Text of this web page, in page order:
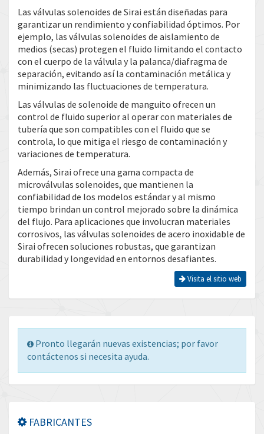
Las válvulas solenoides de Sirai están diseñadas para
garantizar un rendimiento y confiabilidad óptimos. Por
ejemplo, las válvulas solenoides de aislamiento de
medios (secas) protegen el fluido limitando el contacto
con el cuerpo de la válvula y la palanca/diafragma de
separación, evitando así la contaminación metálica y
minimizando las fluctuaciones de temperatura.
Las válvulas de solenoide de manguito ofrecen un
control de fluido superior al operar con materiales de
tubería que son compatibles con el fluido que se
controla, lo que mitiga el riesgo de contaminación y
variaciones de temperatura.
Además, Sirai ofrece una gama compacta de
microválvulas solenoides, que mantienen la
confiabilidad de los modelos estándar y al mismo
tiempo brindan un control mejorado sobre la dinámica
del flujo. Para aplicaciones que involucran materiales
corrosivos, las válvulas solenoides de acero inoxidable de
Sirai ofrecen soluciones robustas, que garantizan
durabilidad y longevidad en entornos desafiantes.
Visita el sitio web
Pronto llegarán nuevas existencias; por favor
contáctenos si necesita ayuda.
FABRICANTES